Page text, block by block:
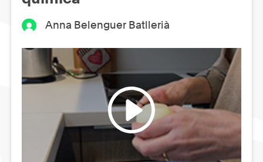
Anna Belenguer Batllerià